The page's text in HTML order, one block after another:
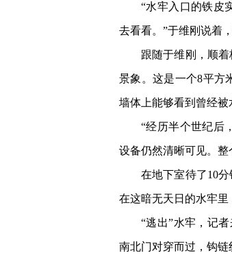
“水牢入口的铁皮
去看看。”于维刚说着
跟随于维刚，顺
景象。这是一个8平方
墙体上能够看到曾经被
“经历半个世纪后
设备仍然清晰可见。整
在地下室待了10
在这暗无天日的水牢
“逃出”水牢，记
南北门对穿而过，钩链